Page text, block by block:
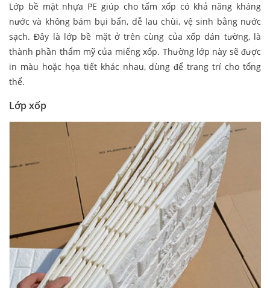
Lớp bề mặt nhựa PE giúp cho tấm xốp có khả năng kháng
nước và không bám bụi bẩn, dễ lau chùi, vệ sinh bằng nước
sạch. Đây là lớp bề mặt ở trên cùng của xốp dán tường, là
thành phần thẩm mỹ của miếng xốp. Thường lớp này sẽ được
in màu hoặc họa tiết khác nhau, dùng để trang trí cho tổng
thể.
Lớp xốp